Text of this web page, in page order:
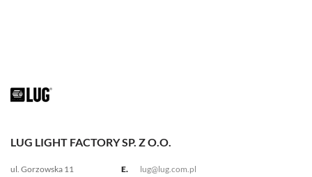
LUG LIGHT FACTORY SP. Z O.O.
ul. Gorzowska 11
E.
lug@lug.com.pl